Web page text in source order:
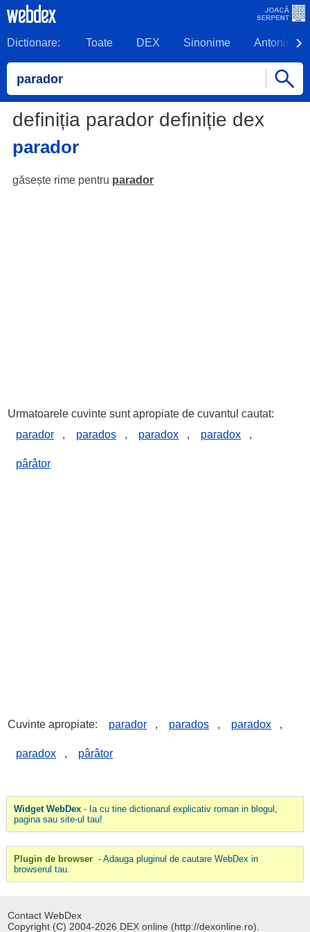
Dictionare: Toate DEX Sinonime Antonime
definiția parador definiție dex
parador
găsește rime pentru parador
Urmatoarele cuvinte sunt apropiate de cuvantul cautat:
parador
, parados , paradox , paradox ,
pârâtor
Cuvinte apropiate: parador , parados , paradox ,
paradox , pârâtor
Widget WebDex- Ia cu tine dictionarul explicativ roman in blogul,
pagina sau site-ul tau!
Plugin de browser - Adauga pluginul de cautare WebDex in
browserul tau.
Contact WebDex
Copyright (C) 2004-2026 DEX online (http://dexonline.ro).